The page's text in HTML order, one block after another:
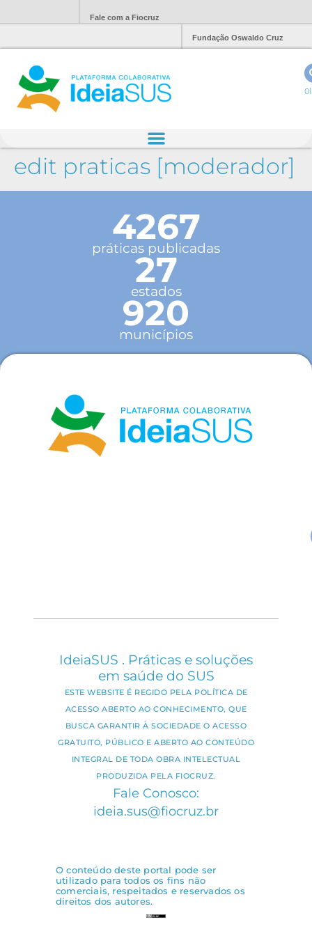
Fale com a Fiocruz
Fundação Oswaldo Cruz
edit praticas [moderador]
4267
práticas publicadas
27
estados
920
municípios
IdeiaSUS . Práticas e soluções
em saúde do SUS
ESTE WEBSITE É REGIDO PELA POLÍTICA DE
ACESSO ABERTO AO CONHECIMENTO, QUE
BUSCA GARANTIR À SOCIEDADE O ACESSO
GRATUITO, PÚBLICO E ABERTO AO CONTEÚDO
INTEGRAL DE TODA OBRA INTELECTUAL
PRODUZIDA PELA FIOCRUZ.
Fale Conosco:
ideia.sus@fiocruz.br
O conteúdo deste portal pode ser
utilizado para todos os fins não
comerciais, respeitados e reservados os
direitos dos autores.